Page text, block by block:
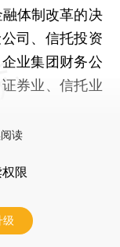
体制改革的决
司、信托投资
业集团财务公
券业、信托业
读
限
级